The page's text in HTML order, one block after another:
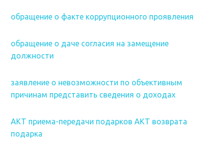
обращение о факте коррупционного проявления
обращение о даче согласия на замещение
должности
заявление о невозможности по объективным
причинам представить сведения о доходах
АКТ приема-передачи подарков АКТ возврата
подарка